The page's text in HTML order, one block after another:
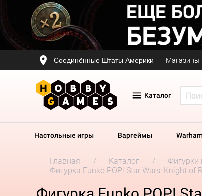
Соединённые Штаты Америки Магазины
Каталог
Настольные игры Варгеймы
Главная Каталог Фигурки
Фигурка Funko POP! Star Wars: Knight of